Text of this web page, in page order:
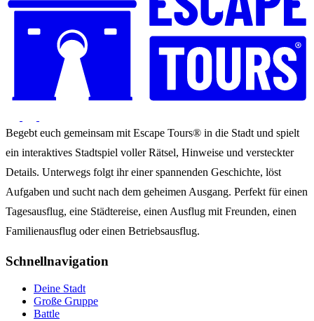
Begebt euch gemeinsam mit Escape Tours® in die Stadt und spielt
ein interaktives Stadtspiel voller Rätsel, Hinweise und versteckter
Details. Unterwegs folgt ihr einer spannenden Geschichte, löst
Aufgaben und sucht nach dem geheimen Ausgang. Perfekt für einen
Tagesausflug, eine Städtereise, einen Ausflug mit Freunden, einen
Familienausflug oder einen Betriebsausflug.
Schnellnavigation
Deine Stadt
Große Gruppe
Battle